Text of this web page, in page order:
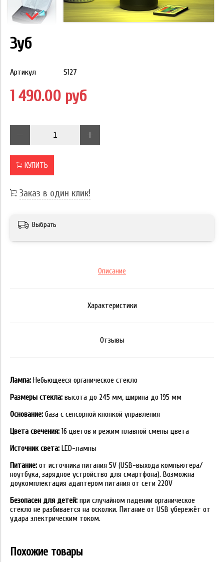
Зуб
Артикул S127
1 490.00 руб
КУПИТЬ
Заказ в один клик!
Выбрать
Описание
Характеристики
Отзывы
Лампа: Небьющееся органическое стекло
Размеры стекла: высота до 245 мм, ширина до 195 мм
Основание: база с сенсорной кнопкой управления
Цвета свечения: 16 цветов и режим плавной смены цвета
Источник света: LED-лампы
Питание: от источника питания 5V (USB-выхода компьютера/
ноутбука, зарядное устройство для смартфона). Возможна
доукомплектация адаптером питания от сети 220V
Безопасен для детей: при случайном падении органическое
стекло не разбивается на осколки. Питание от USB убережёт от
удара электрическим током.
Похожие товары